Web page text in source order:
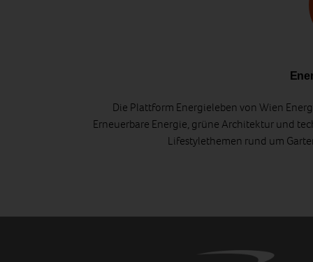
Die Plattform Energieleben von Wien
Erneuerbare Energie, grüne Architektur und
Lifestylethemen rund um